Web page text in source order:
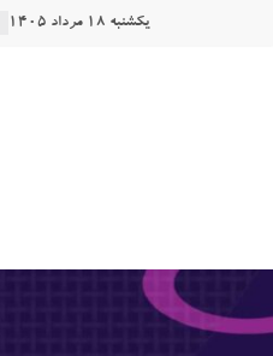
یکشنبه ۱۸ مرداد ۱۴۰۵
خبری